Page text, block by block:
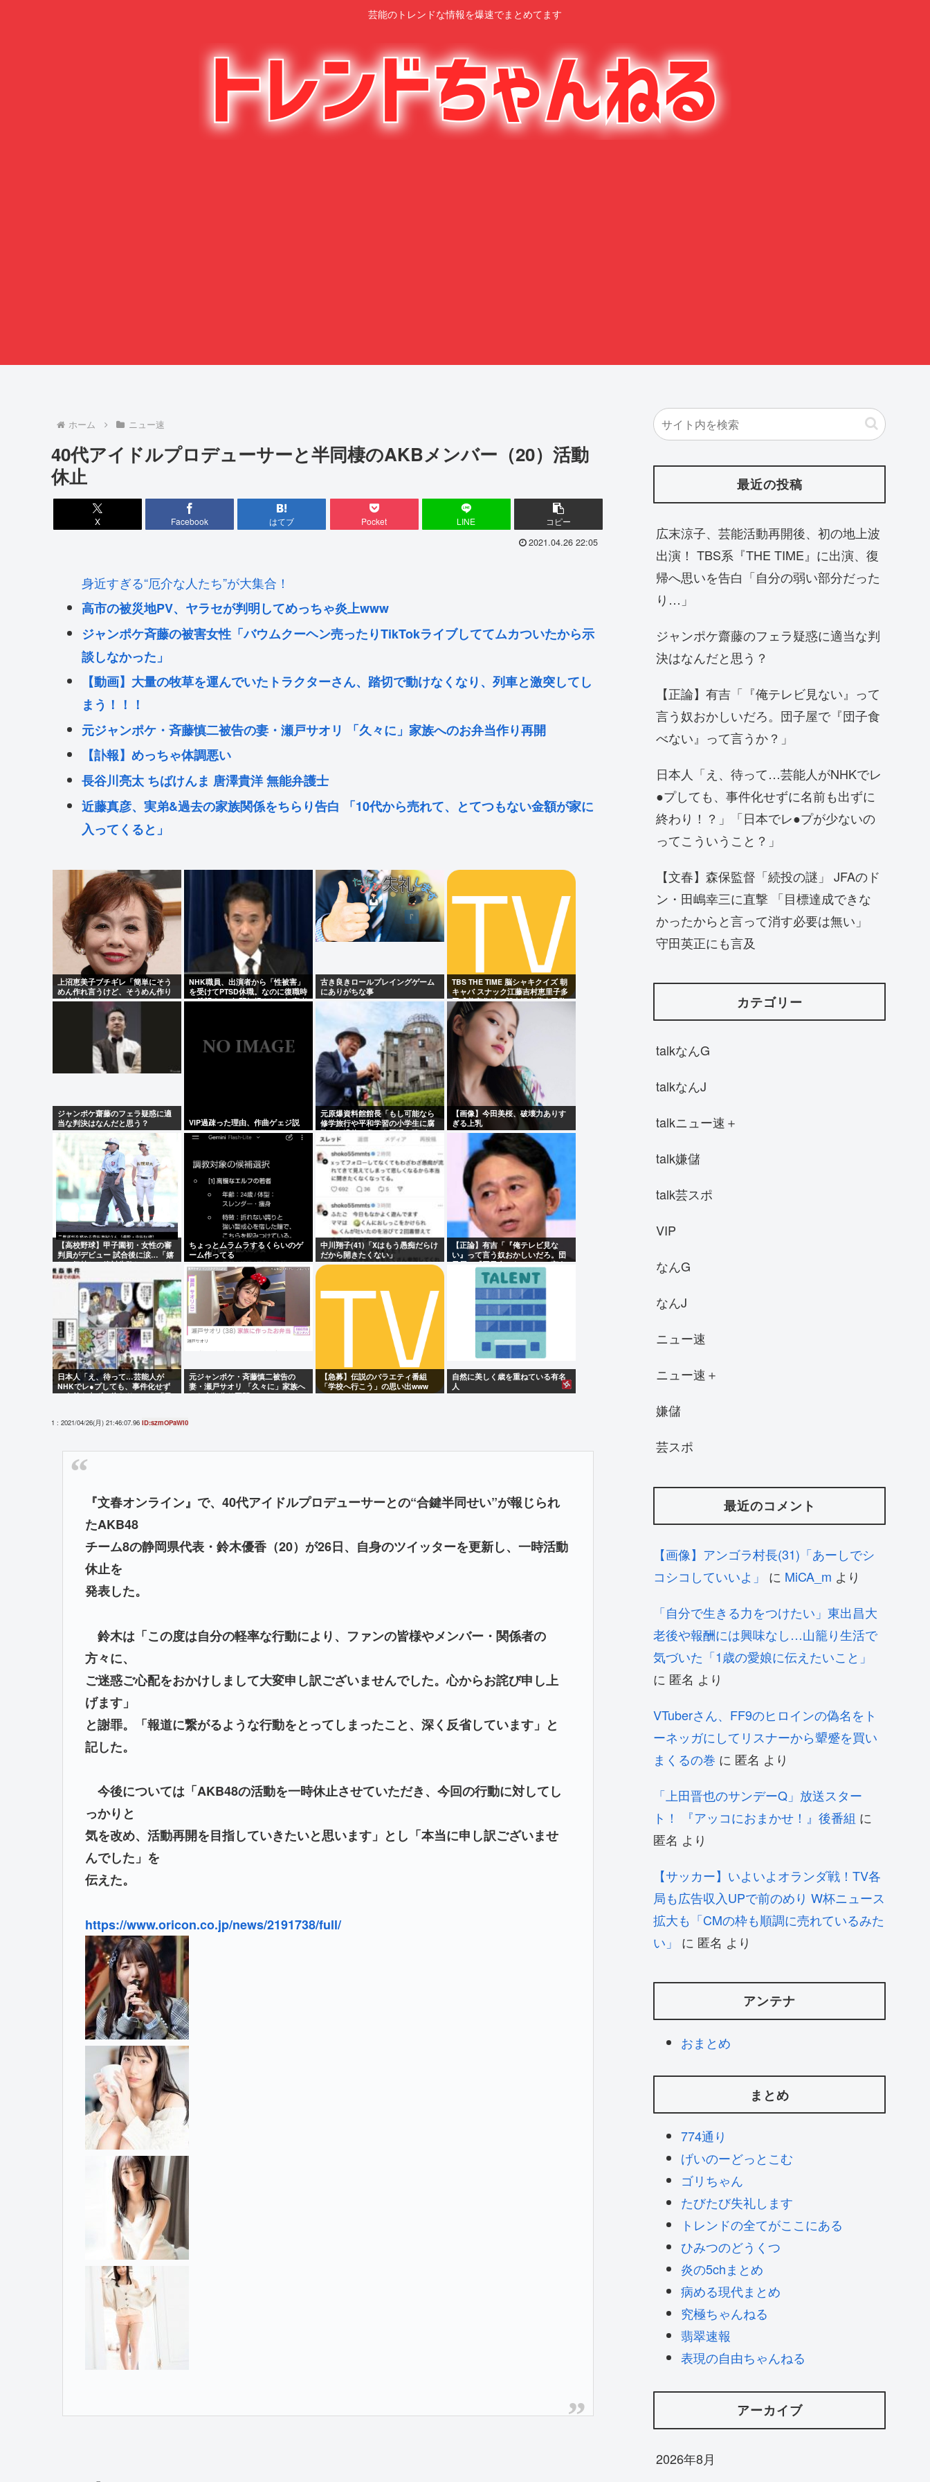
芸能のトレンドな情報を爆速でまとめてます
ホーム ニュー速
40代アイドルプロデューサーと半同棲のAKBメンバー（20）活動
休止
X Facebook はてブ Pocket LINE コピー
2021.04.26 22:05
身近すぎる“厄介な人たち”が大集合！
高市の被災地PV、ヤラセが判明してめっちゃ炎上www
ジャンポケ斉藤の被害女性「バウムクーヘン売ったりTikTokライブしててムカついたから示
談しなかった」
【動画】大量の牧草を運んでいたトラクターさん、踏切で動けなくなり、列車と激突してし
まう！！！
元ジャンポケ・斉藤慎二被告の妻・瀬戸サオリ 「久々に」家族へのお弁当作り再開
【訃報】めっちゃ体調悪い
長谷川亮太 ちばけんま 唐澤貴洋 無能弁護士
近藤真彦、実弟&過去の家族関係をちらり告白 「10代から売れて、とてつもない金額が家に
入ってくると」
ジャンポケ斉藤慎二の妻・瀬戸サオリ、小1の息子のためにお弁当をつくる🍱誰もが憧れるセ
レブ芸能一家🤗
フジテレビ「台湾軍がアメリカから購入した新型主力戦車エイブラムスを使って訓練してま
す！」 一方ロシアでは…
Powered by livedoor 相互RSS
上沼恵美子ブチギレ「簡単にそう
めん作れ言うけど、そうめん作り
て地獄なんよ 」
NHK職員、出演者から「性被害」
を受けてPTSD休職。なのに復職時
の希望すら3年間無視され、加害者
古き良きロールプレイングゲーム
にありがちな事
TBS THE TIME 脳シャキクイズ 朝
キャバ スナック江藤吉村恵里子多
田成美安住紳一郎小沢光葵古田敬
郷
ジャンポケ齋藤のフェラ疑惑に適
当な判決はなんだと思う？
VIP過疎った理由、作曲ゲェジ説
元原爆資料館館長「もし可能なら
修学旅行や平和学習の小学生に腐
敗した遺体の臭いを再現し嗅がせ
たい」
【画像】今田美桜、破壊力ありす
ぎる上乳
【高校野球】甲子園初・女性の審
判員がデビュー 試合後に涙…「嬉
しい気持ちと絶対失敗しちゃいけ
ない、それだけでした」
ちょっとムラムラするくらいのゲ
ーム作ってる
中川翔子(41)「Xはもう愚痴だらけ
だから開きたくない」
【正論】有吉「『俺テレビ見な
い』って言う奴おかしいだろ。団
子屋で『団子食べない』って言う
か？こっちは芸人だぞ」
日本人「え、待って…芸能人が
NHKでレ●プしても、事件化せず
に名前も出ずに終わり！？」「日
元ジャンポケ・斉藤慎二被告の
妻・瀬戸サオリ 「久々に」家族へ
のお弁当作り再開
【急募】伝説のバラエティ番組
「学校へ行こう」の思い出www
自然に美しく歳を重ねている有名
人
1 : 2021/04/26(月) 21:46:07.96 ID:szmOPaWi0
『文春オンライン』で、40代アイドルプロデューサーとの“合鍵半同せい”が報じられ
たAKB48
チーム8の静岡県代表・鈴木優香（20）が26日、自身のツイッターを更新し、一時活動
休止を
発表した。
鈴木は「この度は自分の軽率な行動により、ファンの皆様やメンバー・関係者の
方々に、
ご迷惑ご心配をおかけしまして大変申し訳ございませんでした。心からお詫び申し上
げます」
と謝罪。「報道に繋がるような行動をとってしまったこと、深く反省しています」と
記した。
今後については「AKB48の活動を一時休止させていただき、今回の行動に対してし
っかりと
気を改め、活動再開を目指していきたいと思います」とし「本当に申し訳ございませ
んでした」を
伝えた。
https://www.oricon.co.jp/news/2191738/full/
最近の投稿
広末涼子、芸能活動再開後、初の地上波
出演！ TBS系『THE TIME』に出演、復
帰へ思いを告白「自分の弱い部分だった
り…」
ジャンポケ齋藤のフェラ疑惑に適当な判
決はなんだと思う？
【正論】有吉「『俺テレビ見ない』って
言う奴おかしいだろ。団子屋で『団子食
べない』って言うか？」
日本人「え、待って…芸能人がNHKでレ
●プしても、事件化せずに名前も出ずに
終わり！？」「日本でレ●プが少ないの
ってこういうこと？」
【文春】森保監督「続投の謎」 JFAのド
ン・田嶋幸三に直撃 「目標達成できな
かったからと言って消す必要は無い」
守田英正にも言及
カテゴリー
talkなんG
talkなんJ
talkニュー速＋
talk嫌儲
talk芸スポ
VIP
なんG
なんJ
ニュー速
ニュー速＋
嫌儲
芸スポ
最近のコメント
【画像】アンゴラ村長(31)「あーしでシ
コシコしていいよ」
に MiCA_m より
「自分で生きる力をつけたい」東出昌大
老後や報酬には興味なし…山籠り生活で
気づいた「1歳の愛娘に伝えたいこと」
に 匿名 より
VTuberさん、FF9のヒロインの偽名をト
ーネッガにしてリスナーから顰蹙を買い
まくるの巻 に 匿名 より
「上田晋也のサンデーQ」放送スター
ト！ 『アッコにおまかせ！』後番組 に
匿名 より
【サッカー】いよいよオランダ戦！TV各
局も広告収入UPで前のめり W杯ニュース
拡大も「CMの枠も順調に売れているみた
い」
に 匿名 より
アンテナ
おまとめ
まとめ
774通り
げいのーどっとこむ
ゴリちゃん
たびたび失礼します
トレンドの全てがここにある
ひみつのどうくつ
炎の5chまとめ
病める現代まとめ
究極ちゃんねる
翡翠速報
表現の自由ちゃんねる
アーカイブ
2026年8月